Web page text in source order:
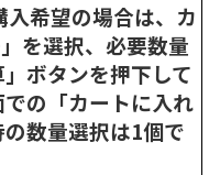
希望の場合は、カ
を選択、必要数量
ボタンを押下して
の「カートに入れ
数量選択は1個で